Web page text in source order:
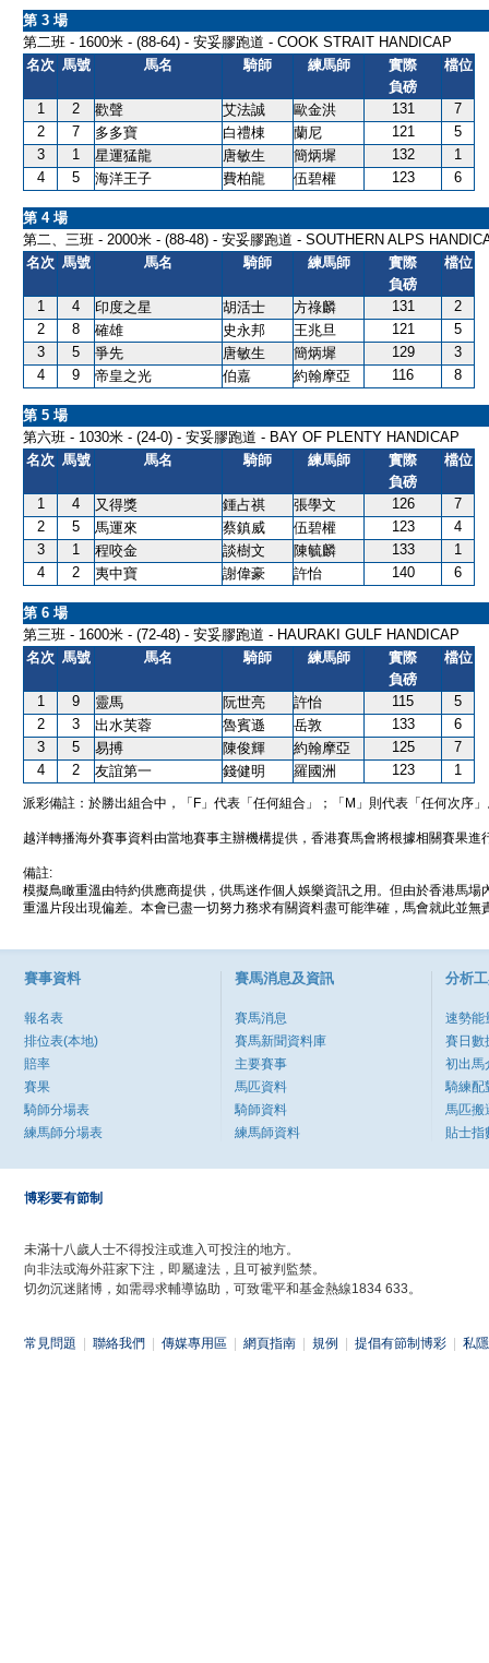
第 3 場
第二班 - 1600米 - (88-64) - 安妥膠跑道 - COOK STRAIT HANDICAP
名次 馬號 馬名 騎師 練馬師
實際
負磅
檔位
1 2 歡聲 艾法誠 歐金洪 131
7
2
7 多多寶 白禮棟 蘭尼 121
5
3
1 星運猛龍 唐敏生 簡炳墀 132
1
4
5 海洋王子 費柏龍 伍碧權 123 6
第 4 場
第二、三班 - 2000米 - (88-48) - 安妥膠跑道 - SOUTHERN ALPS
名次 馬號 馬名 騎師 練馬師
實際
負磅
檔位
1 4 印度之星 胡活士 方祿麟 131
2
2
8 確雄 史永邦 王兆旦 121
5
3
5 爭先 唐敏生 簡炳墀 129
3
4
9 帝皇之光 伯嘉 約翰摩亞 116 8
第 5 場
第六班 - 1030米 - (24-0) - 安妥膠跑道 - BAY OF PLENTY HANDICAP
名次 馬號 馬名 騎師 練馬師
實際
負磅
檔位
1 4 又得獎 鍾占祺 張學文 126
7
2
5 馬運來 蔡鎮威 伍碧權 123
4
3
1 程咬金 談樹文 陳毓麟 133
1
4
2 夷中寶 謝偉豪 許怡 140 6
第 6 場
第三班 - 1600米 - (72-48) - 安妥膠跑道 - HAURAKI GULF HANDICAP
名次 馬號 馬名 騎師 練馬師
實際
負磅
檔位
1 9 靈馬 阮世亮 許怡 115
5
2
3 出水芙蓉 魯賓遜 岳敦 133
6
3
5 易搏 陳俊輝 約翰摩亞 125
7
4
2 友誼第一 錢健明 羅國洲 123 1
派彩備註：於勝出組合中，「F」代表「任何組合」；「M」則代表「任何次序
越洋轉播海外賽事資料由當地賽事主辦機構提供，香港賽馬會將根據相關賽果進
備註:
模擬鳥瞰重溫由特約供應商提供，供馬迷作個人娛樂資訊之用。但由於香港馬
重溫片段出現偏差。本會已盡一切努力務求有關資料盡可能準確，馬會就此並
賽事資料
報名表
排位表(本地)
賠率
賽果
騎師分場表
練馬師分場表
賽馬消息及資訊
賽馬消息
賽馬新聞資料庫
主要賽事
馬匹資料
騎師資料
練馬師資料
分析
速勢能
賽日數
初出馬
騎練配
馬匹搬
貼士指
博彩要有節制
未滿十八歲人士不得投注或進入可投注的地方。
向非法或海外莊家下注，即屬違法，且可被判監禁。
切勿沉迷賭博，如需尋求輔導協助，可致電平和基金熱線1834 633。
常見問題 聯絡我們 傳媒專用區 網頁指南 規例 提倡有節制博彩 私